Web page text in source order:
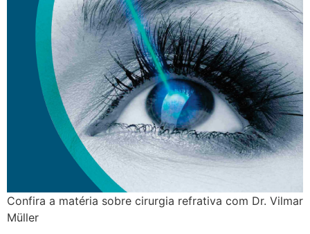
Confira a matéria sobre cirurgia refrativa com Dr. Vilmar
Müller